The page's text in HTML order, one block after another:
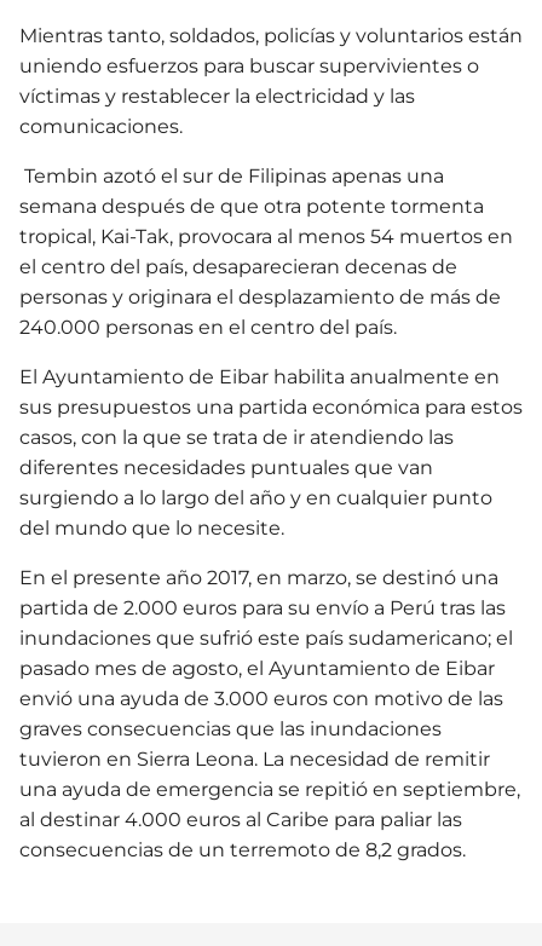
Mientras tanto, soldados, policías y voluntarios están
uniendo esfuerzos para buscar supervivientes o
víctimas y restablecer la electricidad y las
comunicaciones.
Tembin azotó el sur de Filipinas apenas una
semana después de que otra potente tormenta
tropical, Kai-Tak, provocara al menos 54 muertos en
el centro del país, desaparecieran decenas de
personas y originara el desplazamiento de más de
240.000 personas en el centro del país.
El Ayuntamiento de Eibar habilita anualmente en
sus presupuestos una partida económica para estos
casos, con la que se trata de ir atendiendo las
diferentes necesidades puntuales que van
surgiendo a lo largo del año y en cualquier punto
del mundo que lo necesite.
En el presente año 2017, en marzo, se destinó una
partida de 2.000 euros para su envío a Perú tras las
inundaciones que sufrió este país sudamericano; el
pasado mes de agosto, el Ayuntamiento de Eibar
envió una ayuda de 3.000 euros con motivo de las
graves consecuencias que las inundaciones
tuvieron en Sierra Leona. La necesidad de remitir
una ayuda de emergencia se repitió en septiembre,
al destinar 4.000 euros al Caribe para paliar las
consecuencias de un terremoto de 8,2 grados.